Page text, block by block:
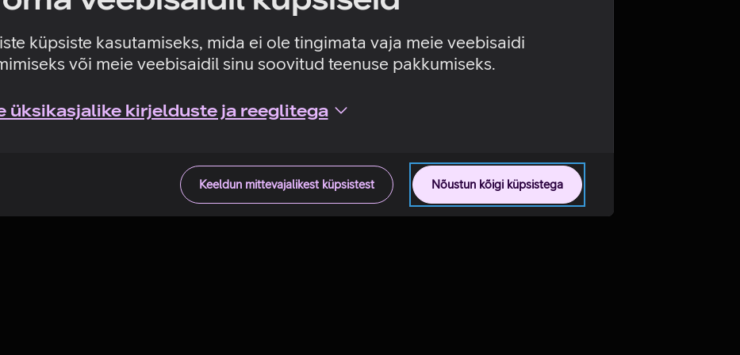
küpsiste kasutamiseks, mida ei ole tingimata vaja meie veebisaidi
või meie veebisaidil sinu soovitud teenuse pakkumiseks.
üksikasjalike kirjelduste ja reeglitega
Nõustun kõigi küpsistega
Keeldun mittevajalikest küpsistest